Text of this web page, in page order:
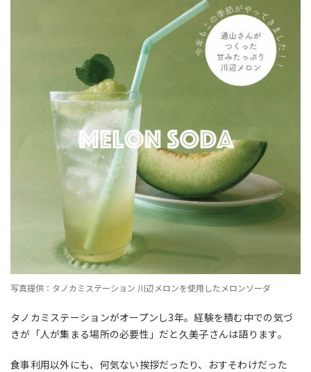
写真提供：タノカミステーション 川辺メロンを使用したメロンソーダ
タノカミステーションがオープンし3年。経験を積む中での気づ
きが「人が集まる場所の必要性」だと久美子さんは語ります。
食事利用以外にも、何気ない挨拶だったり、おすそわけだった